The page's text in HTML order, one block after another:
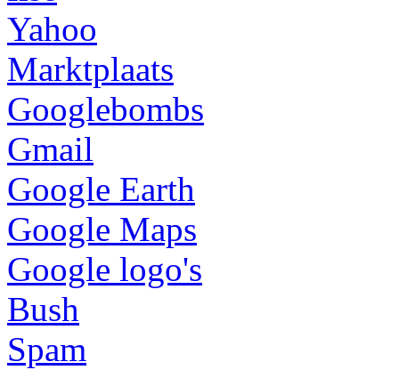
Yahoo
Marktplaats
Googlebombs
Gmail
Google Earth
Google Maps
Google logo's
Bush
Spam